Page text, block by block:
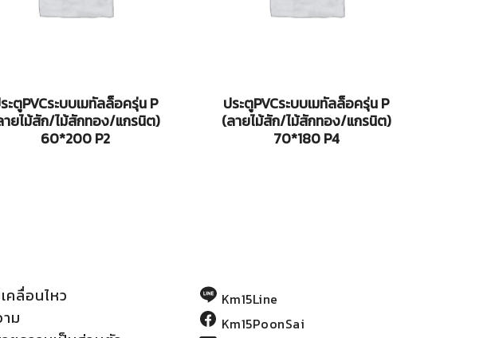
ะตูPVCระบบเมทัลล็อครุ่น P
ายไม้สัก/ไม้สักทอง/แกรนิต)
60*200 P2
ประตูPVCระบบเมทัลล็อครุ่น P
(ลายไม้สัก/ไม้สักทอง/แกรนิต)
70*180 P4
คลื่อนไหว
ม
Km15Line
Km15PoonSai